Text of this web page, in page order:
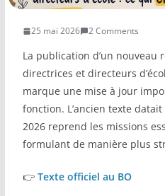
Lectures de livres
Mouvement
COMMUNAUTÉ
Groupes
Forum
25 mai 2026 2 Comments
La publication d’un
directrices et directeurs
marque une mise à jour
fonction. L’ancien texte
2026 reprend les missions
formulant de manière plus
👉 Texte officiel au BO